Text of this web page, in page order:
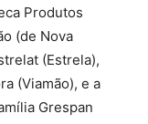
Produtos
(de Nova
(Estrela),
(Viamão), e a
Grespan